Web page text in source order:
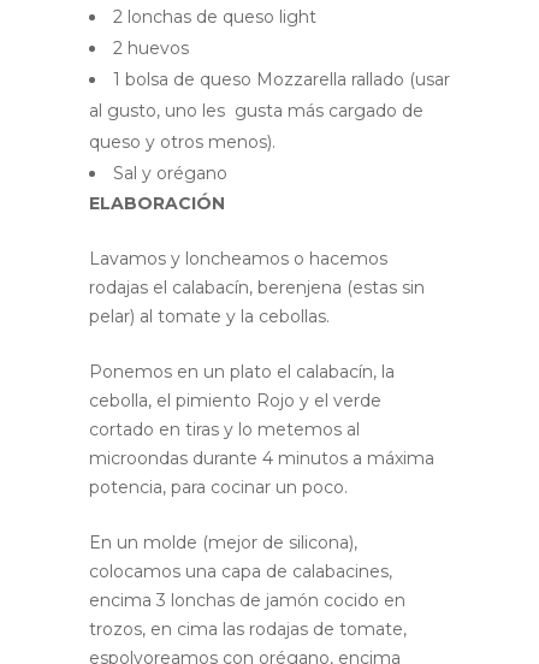
2 lonchas de queso light
2 huevos
1 bolsa de queso Mozzarella rallado (usar
al gusto, uno les gusta más cargado de
queso y otros menos).
Sal y orégano
ELABORACIÓN
Lavamos y loncheamos o hacemos
rodajas el calabacín, berenjena (estas sin
pelar) al tomate y la cebollas.
Ponemos en un plato el calabacín, la
cebolla, el pimiento Rojo y el verde
cortado en tiras y lo metemos al
microondas durante 4 minutos a máxima
potencia, para cocinar un poco.
En un molde (mejor de silicona),
colocamos una capa de calabacines,
encima 3 lonchas de jamón cocido en
trozos, en cima las rodajas de tomate,
espolvoreamos con orégano, encima